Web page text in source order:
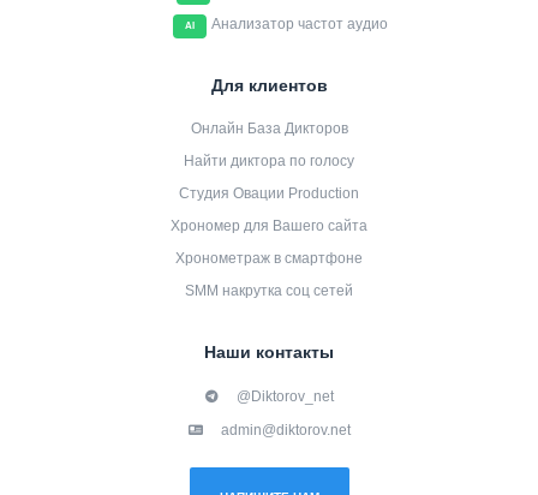
AI Анализатор частот аудио
Для клиентов
Онлайн База Дикторов
Найти диктора по голосу
Студия Овации Production
Хрономер для Вашего сайта
Хронометраж в смартфоне
SMM накрутка соц сетей
Наши контакты
@Diktorov_net
admin@diktorov.net